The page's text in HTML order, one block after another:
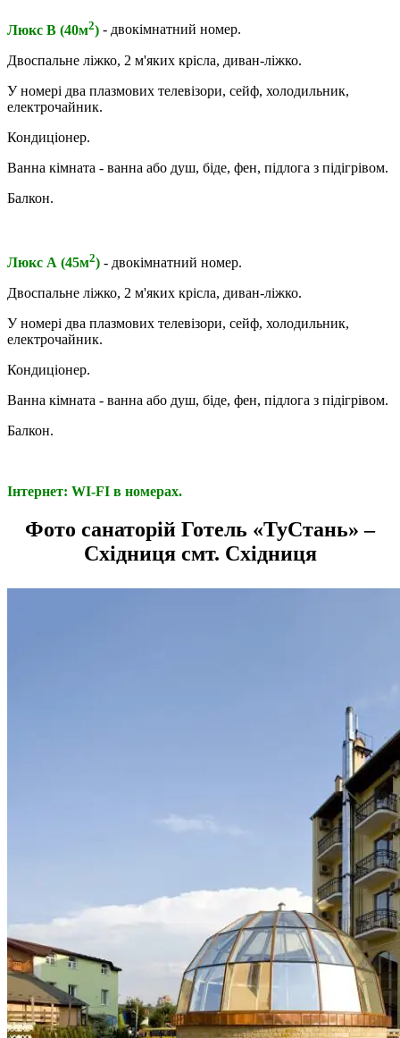
Люкс В (40м2) - двокімнатний номер.
Двоспальне ліжко, 2 м'яких крісла, диван-ліжко.
У номері два плазмових телевізори, сейф, холодильник,
електрочайник.
Кондиціонер.
Ванна кімната - ванна або душ, біде, фен, підлога з підігрівом.
Балкон.
Люкс А (45м2) - двокімнатний номер.
Двоспальне ліжко, 2 м'яких крісла, диван-ліжко.
У номері два плазмових телевізори, сейф, холодильник,
електрочайник.
Кондиціонер.
Ванна кімната - ванна або душ, біде, фен, підлога з підігрівом.
Балкон.
Інтернет: WI-FI в номерах.
Фото санаторій Готель «ТуСтань» –
Східниця смт. Східниця